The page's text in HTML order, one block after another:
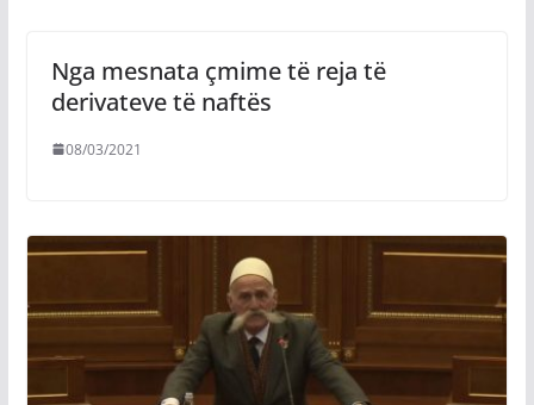
Nga mesnata çmime të reja të
derivateve të naftës
08/03/2021